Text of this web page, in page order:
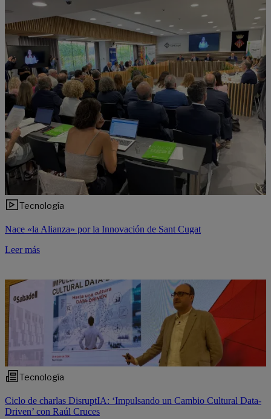
Tecnología
Nace «la Alianza» por la Innovación de Sant Cugat
Leer más
Tecnología
Ciclo de charlas DisruptIA: ‘Impulsando un Cambio Cultural Data-
Driven’ con Raúl Cruces